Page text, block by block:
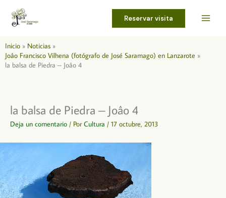
contenido
Reservar visita
Inicio
Noticias
Joâo Francisco Vilhena (fotógrafo de José Saramago) en Lanzarote
la balsa de Piedra – Joâo 4
la balsa de Piedra – Joâo 4
Deja un comentario / PorCultura / 17 octubre, 2013